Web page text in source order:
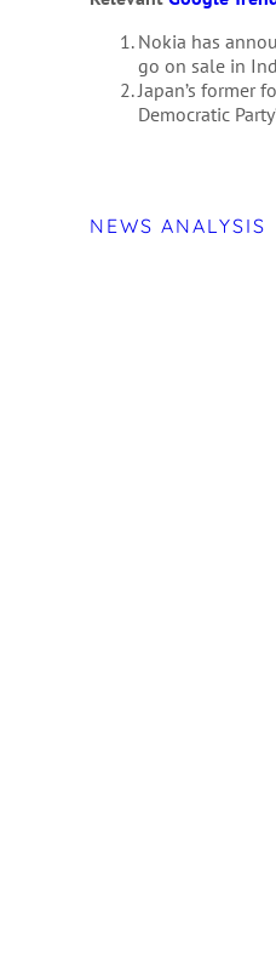
Nokia has
go on sale in
Japan’s former
Democratic
NEWS ANALYSIS